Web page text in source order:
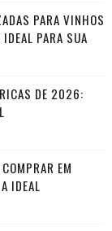
PARA VINHOS
PARA SUA
DE 2026:
EM
IDEAL